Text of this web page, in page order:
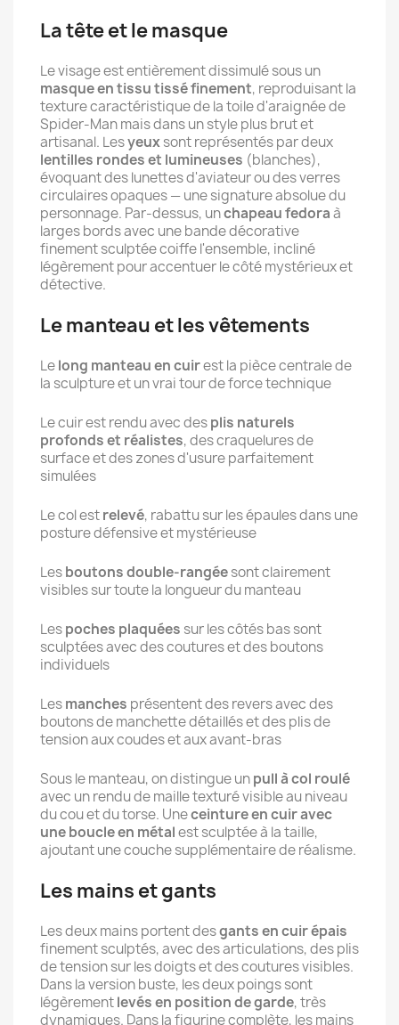
La tête et le masque
Le visage est entièrement dissimulé sous un
masque en tissu tissé finement, reproduisant la
texture caractéristique de la toile d'araignée de
Spider-Man mais dans un style plus brut et
artisanal. Lesyeuxsont représentés par deux
lentilles rondes et lumineuses (blanches),
évoquant des lunettes d'aviateur ou des verres
circulaires opaques — une signature absolue du
personnage. Par-dessus, unchapeau fedoraà
larges bords avec une bande décorative
finement sculptée coiffe l'ensemble, incliné
légèrement pour accentuer le côté mystérieux et
détective.
Le manteau et les vêtements
Lelong manteau en cuirest la pièce centrale de
la sculpture et un vrai tour de force technique
Le cuir est rendu avec desplis naturels
profonds et réalistes, des craquelures de
surface et des zones d'usure parfaitement
simulées
Le col estrelevé, rabattu sur les épaules dans une
posture défensive et mystérieuse
Lesboutons double-rangéesont clairement
visibles sur toute la longueur du manteau
Lespoches plaquées sur les côtés bas sont
sculptées avec des coutures et des boutons
individuels
Lesmanches présentent des revers avec des
boutons de manchette détaillés et des plis de
tension aux coudes et aux avant-bras
Sous le manteau, on distingue unpull à col roulé
avec un rendu de maille texturé visible au niveau
du cou et du torse. Uneceinture en cuir avec
une boucle en métalest sculptée à la taille,
ajoutant une couche supplémentaire de réalisme.
Les mains et gants
Les deux mains portent desgants en cuir épais
finement sculptés, avec des articulations, des plis
de tension sur les doigts et des coutures visibles.
Dans la version buste, les deux poings sont
légèrementlevés en position de garde, très
dynamiques. Dans la figurine complète, les mains